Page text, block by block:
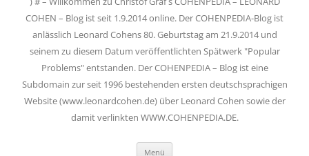
COHEN – Blog ist seit 1.9.2014 online. Der COHENPEDIA-Blog ist
anlässlich Leonard Cohens 80. Geburtstag am 21.9.2014 und
seinem zu diesem Datum veröffentlichten Spätwerk "Popular
Problems" entstanden. Der COHENPEDIA – Blog ist eine
Subdomain zur seit 1996 bestehenden ersten deutschsprachigen
Website (www.leonardcohen.de) über Leonard Cohen sowie der
damit verlinkten WWW.COHENPEDIA.DE.
Menü